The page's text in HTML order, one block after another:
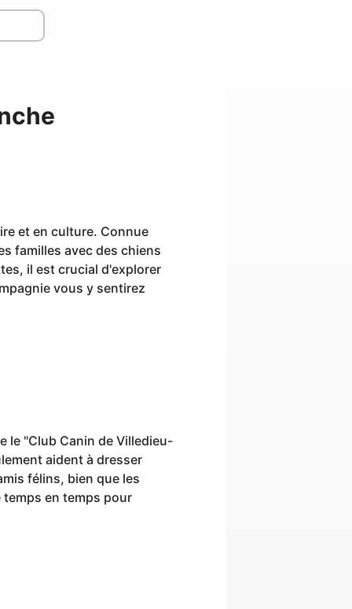
et en culture. Connue
familles avec des chiens
il est crucial d'explorer
vous y sentirez
le "Club Canin de Villedieu-
aident à dresser
félins, bien que les
en temps pour